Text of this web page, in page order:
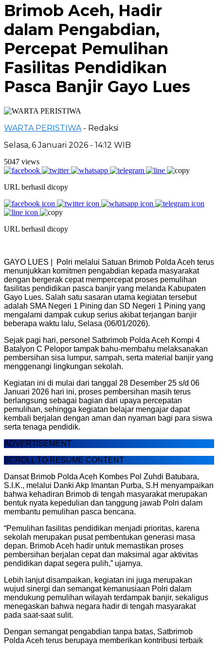
Brimob Aceh, Hadir
dalam Pengabdian,
Percepat Pemulihan
Fasilitas Pendidikan
Pasca Banjir Gayo Lues
WARTA PERISTIWA - Redaksi
Selasa, 6 Januari 2026 - 14:12 WIB
5047 views
URL berhasil dicopy
URL berhasil dicopy
GAYO LUES | Polri melalui Satuan Brimob Polda Aceh terus
menunjukkan komitmen pengabdian kepada masyarakat
dengan bergerak cepat mempercepat proses pemulihan
fasilitas pendidikan pasca banjir yang melanda Kabupaten
Gayo Lues. Salah satu sasaran utama kegiatan tersebut
adalah SMA Negeri 1 Pining dan SD Negeri 1 Pining yang
mengalami dampak cukup serius akibat terjangan banjir
beberapa waktu lalu, Selasa (06/01/2026).
Sejak pagi hari, personel Satbrimob Polda Aceh Kompi 4
Batalyon C Pelopor tampak bahu-membahu melaksanakan
pembersihan sisa lumpur, sampah, serta material banjir yang
menggenangi lingkungan sekolah.
Kegiatan ini di mulai dari tanggal 28 Desember 25 s/d 06
Januari 2026 hari ini, proses pembersihan masih terus
berlangsung sebagai bagian dari upaya percepatan
pemulihan, sehingga kegiatan belajar mengajar dapat
kembali berjalan dengan aman dan nyaman bagi para siswa
serta tenaga pendidik.
ADVERTISEMENT
SCROLL TO RESUME CONTENT
Dansat Brimob Polda Aceh Kombes Pol Zuhdi Batubara,
S.I.K., melalui Danki Akp Imantan Purba, S.H menyampaikan
bahwa kehadiran Brimob di tengah masyarakat merupakan
bentuk nyata kepedulian dan tanggung jawab Polri dalam
membantu pemulihan pasca bencana.
“Pemulihan fasilitas pendidikan menjadi prioritas, karena
sekolah merupakan pusat pembentukan generasi masa
depan. Brimob Aceh hadir untuk memastikan proses
pembersihan berjalan cepat dan maksimal agar aktivitas
pendidikan dapat segera pulih,” ujarnya.
Lebih lanjut disampaikan, kegiatan ini juga merupakan
wujud sinergi dan semangat kemanusiaan Polri dalam
mendukung pemulihan wilayah terdampak banjir, sekaligus
menegaskan bahwa negara hadir di tengah masyarakat
pada saat-saat sulit.
Dengan semangat pengabdian tanpa batas, Satbrimob
Polda Aceh terus berupaya memberikan kontribusi terbaik